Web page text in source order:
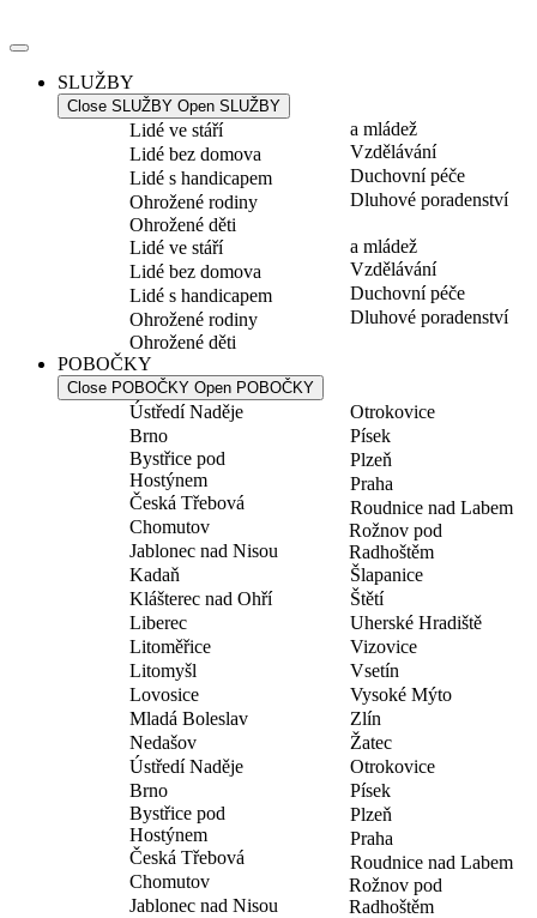
k
SLUŽBY
Close SLUŽBY Open SLUŽBY
Lidé ve stáří
Lidé bez domova
Lidé s handicapem
Ohrožené rodiny
Ohrožené děti
a mládež
Vzdělávání
Duchovní péče
Dluhové poradenství
Lidé ve stáří
Lidé bez domova
Lidé s handicapem
Ohrožené rodiny
Ohrožené děti
a mládež
Vzdělávání
Duchovní péče
Dluhové poradenství
POBOČKY
Close POBOČKY Open POBOČKY
Ústředí Naděje
Brno
Bystřice pod
Hostýnem
Česká Třebová
Chomutov
Jablonec nad Nisou
Kadaň
Klášterec nad Ohří
Liberec
Litoměřice
Litomyšl
Lovosice
Mladá Boleslav
Nedašov
Otrokovice
Písek
Plzeň
Praha
Roudnice nad Labem
Rožnov pod
Radhoštěm
Šlapanice
Štětí
Uherské Hradiště
Vizovice
Vsetín
Vysoké Mýto
Zlín
Žatec
Ústředí Naděje
Brno
Bystřice pod
Hostýnem
Česká Třebová
Chomutov
Jablonec nad Nisou
Otrokovice
Písek
Plzeň
Praha
Roudnice nad Labem
Rožnov pod
Radhoštěm